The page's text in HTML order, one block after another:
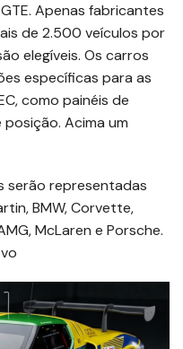
Apenas fabricantes
de 2.500 veículos por
elegíveis. Os carros
específicas para as
como painéis de
Acima um
serão representadas
BMW, Corvette,
McLaren e Porsche.